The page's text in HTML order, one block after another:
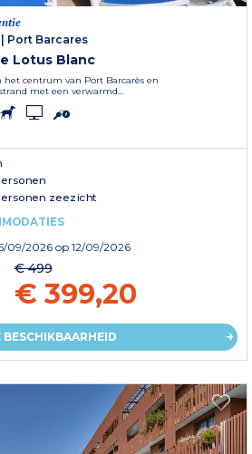
Port Barcares
Lotus Blanc
het centrum van Port Barcarès en
met een verwarmd...
zeezicht
09/2026 op 12/09/2026
€ 499
€ 399,20
BESCHIKBAARHEID